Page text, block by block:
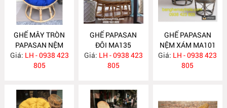
GHẾ MÂY TRÒN
PAPASAN NỆM
XANH COBAN
MA136
Giá: LH - 0938 423
805
GHẾ PAPASAN
ĐÔI MA135
Giá: LH - 0938 423
805
GHẾ PAPASAN
NỆM XÁM MA101
Giá: LH - 0938 423
805